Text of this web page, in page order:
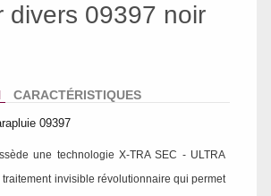
divers 09397 noir
CARACTÉRISTIQUES
09397
une technologie X-TRA SEC - ULTRA
traitement invisible révolutionnaire qui permet